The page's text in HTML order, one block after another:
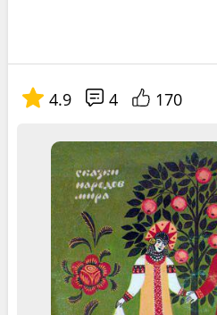
4.9 4 170